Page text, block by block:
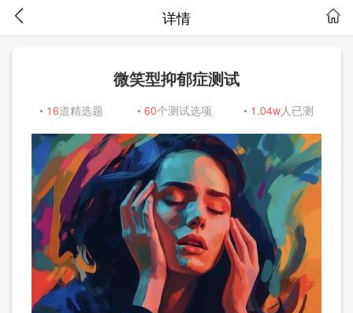
详情
微笑型抑郁症测试
• 16道精选题 •60个测试选项 • 1.04w人已测